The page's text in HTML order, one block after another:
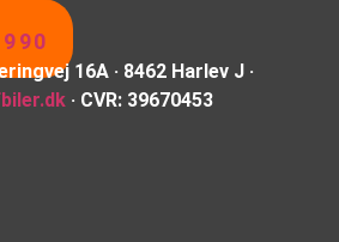
16A · 8462 Harlev J ·
· CVR: 39670453